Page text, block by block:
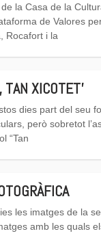
la Casa de la
de Valores
Rocafort i la
TAN XICOTET'
dies part del seu
però sobretot
“Tan
les imatges de la
amb les quals